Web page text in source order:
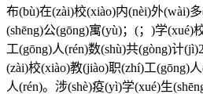
布(bù)在(zài)校(xiào)内(nèi)外(wài)
(shēng)公(gōng)寓(yù)；(；)学(xué)
工(gōng)人(rén)数(shù)共(gòng)计
(zài)校(xiào)教(jiào)职(zhí)工(gōng)
人(rén)。涉(shè)疫(yì)学(xué)生